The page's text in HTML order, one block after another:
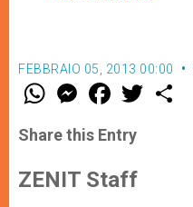
FEBBRAIO 05, 2013 00:00
W
t
s
p
p
M
e
s
e
g
e
F
a
e
b
o
k
w
Share this Entry
ZENIT Staff